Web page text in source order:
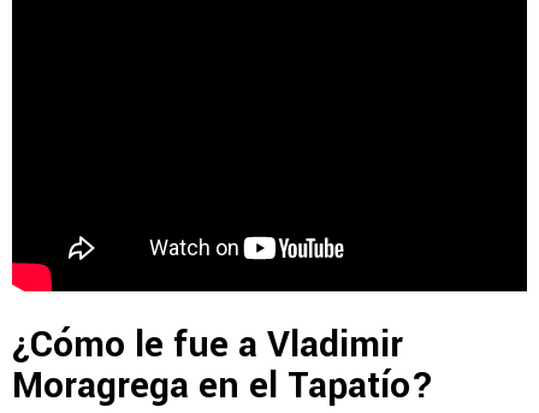
¿Cómo le fue a Vladimir
Moragrega en el Tapatío?